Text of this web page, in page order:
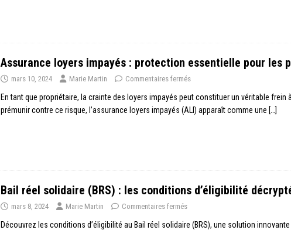
Assurance loyers impayés : protection essentielle pour les
mars 10, 2024 Marie Martin Commentaires fermés
En tant que propriétaire, la crainte des loyers impayés peut constituer un véritable
prémunir contre ce risque, l’assurance loyers impayés (ALI) apparaît comme une […]
Bail réel solidaire (BRS) : les conditions d’éligibilité
mars 8, 2024 Marie Martin Commentaires fermés
Découvrez les conditions d’éligibilité au Bail réel solidaire (BRS), une solution